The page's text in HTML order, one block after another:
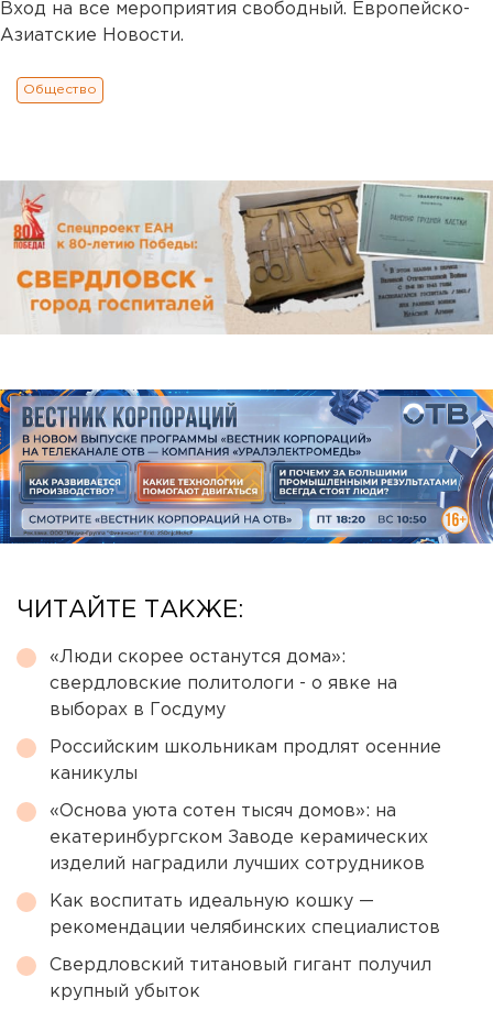
Вход на все мероприятия свободный. Европейско-
Азиатские Новости.
Общество
ЧИТАЙТЕ ТАКЖЕ:
«Люди скорее останутся дома»:
свердловские политологи - о явке на
выборах в Госдуму
Российским школьникам продлят осенние
каникулы
«Основа уюта сотен тысяч домов»: на
екатеринбургском Заводе керамических
изделий наградили лучших сотрудников
Как воспитать идеальную кошку —
рекомендации челябинских специалистов
Свердловский титановый гигант получил
крупный убыток